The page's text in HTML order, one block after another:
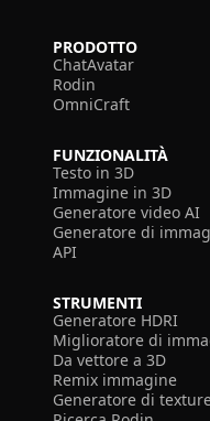
PRODOTTO
ChatAvatar
Rodin
OmniCraft
FUNZIONALITÀ
Testo in 3D
Immagine in 3D
Generatore video AI
Generatore di
API
STRUMENTI
Generatore HDRI
Miglioratore di
Da vettore a 3D
Remix immagine
Generatore di